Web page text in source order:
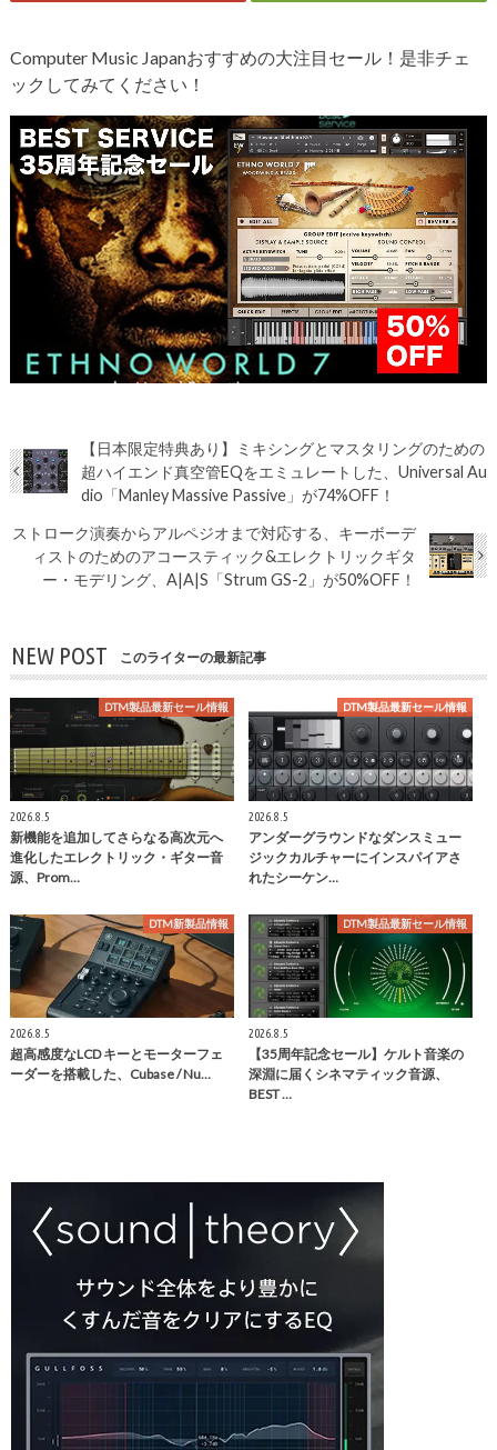
Computer Music Japanおすすめの大注目セール！是非チェ
ックしてみてください！
【日本限定特典あり】ミキシングとマスタリングのための
超ハイエンド真空管EQをエミュレートした、Universal Au
dio「Manley Massive Passive」が74%OFF！
ストローク演奏からアルペジオまで対応する、キーボーデ
ィストのためのアコースティック&エレクトリックギタ
ー・モデリング、A|A|S「Strum GS-2」が50%OFF！
NEW POST このライターの最新記事
DTM製品最新セール情報
2026.8.5
新機能を追加してさらなる高次元へ
進化したエレクトリック・ギター音
源、Prom…
DTM製品最新セール情報
2026.8.5
アンダーグラウンドなダンスミュー
ジックカルチャーにインスパイアさ
れたシーケン…
DTM新製品情報
2026.8.5
超⾼感度なLCD キーとモーターフェ
ーダーを搭載した、Cubase / Nu…
DTM製品最新セール情報
2026.8.5
【35周年記念セール】ケルト音楽の
深淵に届くシネマティック音源、
BEST …